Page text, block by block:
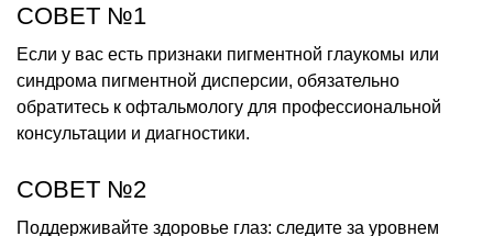
СОВЕТ №1
Если у вас есть признаки пигментной глаукомы или
синдрома пигментной дисперсии, обязательно
обратитесь к офтальмологу для профессиональной
консультации и диагностики.
СОВЕТ №2
Поддерживайте здоровье глаз: следите за уровнем